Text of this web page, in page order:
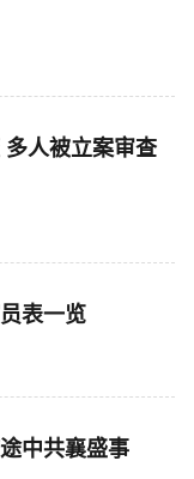
人被立案审查
表一览
中共襄盛事